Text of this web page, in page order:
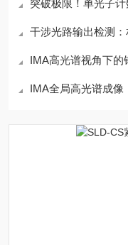
突破极限！单光子
干涉光路输出检测
IMA高光谱视角下的钙
IMA全局高光谱成